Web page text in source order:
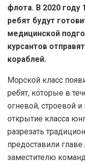
флота. В 2020 году
ребят будут
медицинской
курсантов
кораблей.
Морской класс
ребят, которые в
огневой, строевой
открытие класса
разрезать
предоставили
заместителю